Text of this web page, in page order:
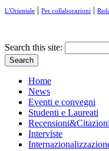
L'Orientale | Per collaborazioni |
Search this site:
Home
News
Eventi e convegni
Studenti e Laureati
Recensioni&Citazioni
Interviste